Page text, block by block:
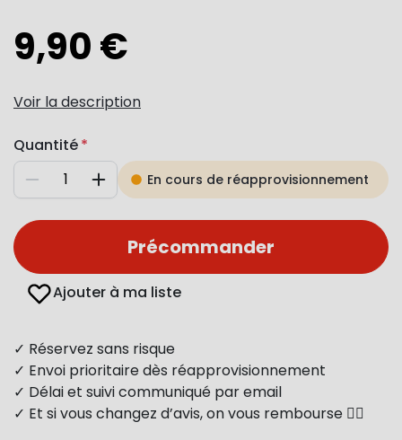
9,90 €
Voir la description
Quantité
Diminuer AugmenterEn cours de réapprovisionnement
Précommander
Ajouter à ma liste
✓ Réservez sans risque
✓ Envoi prioritaire dès réapprovisionnement
✓ Délai et suivi communiqué par email
✓ Et si vous changez d’avis, on vous rembourse 👍🏻